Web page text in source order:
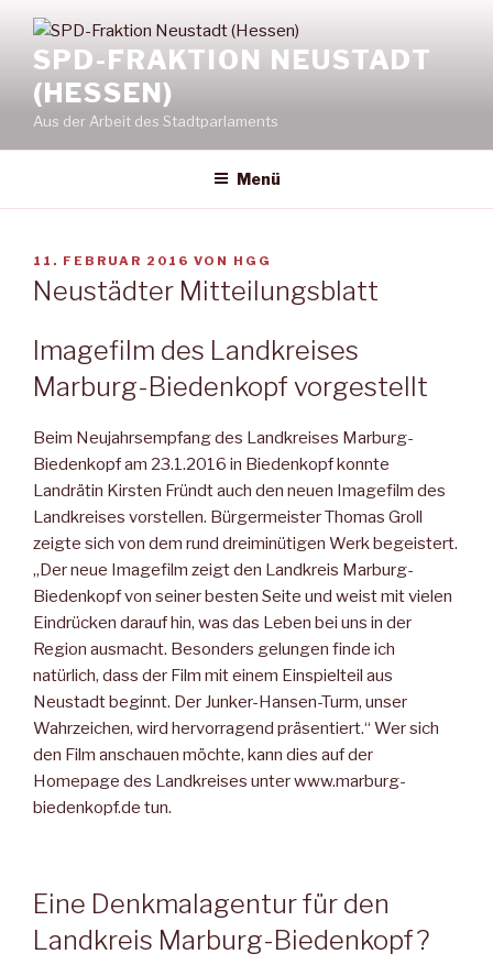
Inhalt
springenSPD-FRAKTION NEUSTADT
(HESSEN)
Aus der Arbeit des Stadtparlaments
Menü
VERÖFFENTLICHT
AM
11. FEBRUAR 2016 VON HGG
Neustädter Mitteilungsblatt
Imagefilm des Landkreises
Marburg-Biedenkopf vorgestellt
Beim Neujahrsempfang des Landkreises Marburg-
Biedenkopf am 23.1.2016 in Biedenkopf konnte
Landrätin Kirsten Fründt auch den neuen Imagefilm des
Landkreises vorstellen. Bürgermeister Thomas Groll
zeigte sich von dem rund dreiminütigen Werk begeistert.
„Der neue Imagefilm zeigt den Landkreis Marburg-
Biedenkopf von seiner besten Seite und weist mit vielen
Eindrücken darauf hin, was das Leben bei uns in der
Region ausmacht. Besonders gelungen finde ich
natürlich, dass der Film mit einem Einspielteil aus
Neustadt beginnt. Der Junker-Hansen-Turm, unser
Wahrzeichen, wird hervorragend präsentiert.“ Wer sich
den Film anschauen möchte, kann dies auf der
Homepage des Landkreises unter www.marburg-
biedenkopf.de tun.
Eine Denkmalagentur für den
Landkreis Marburg-Biedenkopf?